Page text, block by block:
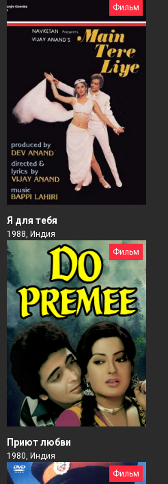
Фильм
Я для тебя
1988, Индия
Фильм
Приют любви
1980, Индия
Фильм